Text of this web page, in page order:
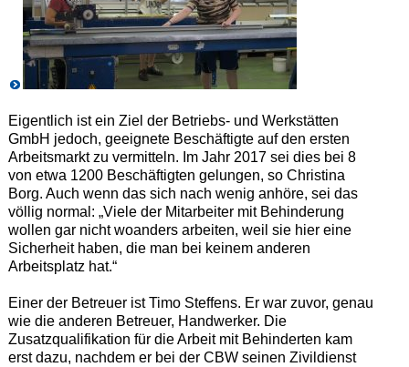
Eigentlich ist ein Ziel der Betriebs- und Werkstätten
GmbH jedoch, geeignete Beschäftigte auf den ersten
Arbeitsmarkt zu vermitteln. Im Jahr 2017 sei dies bei 8
von etwa 1200 Beschäftigten gelungen, so Christina
Borg. Auch wenn das sich nach wenig anhöre, sei das
völlig normal: „Viele der Mitarbeiter mit Behinderung
wollen gar nicht woanders arbeiten, weil sie hier eine
Sicherheit haben, die man bei keinem anderen
Arbeitsplatz hat.“
Einer der Betreuer ist Timo Steffens. Er war zuvor, genau
wie die anderen Betreuer, Handwerker. Die
Zusatzqualifikation für die Arbeit mit Behinderten kam
erst dazu, nachdem er bei der CBW seinen Zivildienst